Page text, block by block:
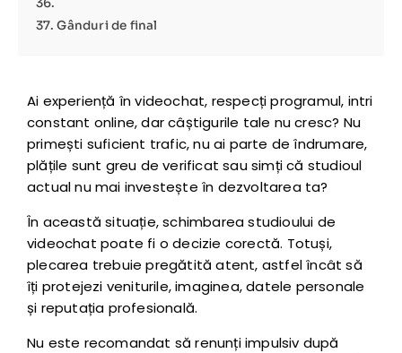
Gânduri de final
Ai experiență în videochat, respecți programul, intri
constant online, dar câștigurile tale nu cresc? Nu
primești suficient trafic, nu ai parte de îndrumare,
plățile sunt greu de verificat sau simți că studioul
actual nu mai investește în dezvoltarea ta?
În această situație, schimbarea studioului de
videochat poate fi o decizie corectă. Totuși,
plecarea trebuie pregătită atent, astfel încât să
îți protejezi veniturile, imaginea, datele personale
și reputația profesională.
Nu este recomandat să renunți impulsiv după